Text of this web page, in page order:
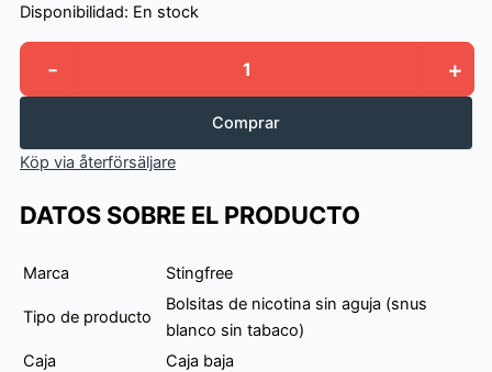
Disponibilidad: En stock
Stingfree
Caribbean
cantidad
- +
Comprar
Köp via återförsäljare
DATOS SOBRE EL PRODUCTO
Marca Stingfree
Tipo de producto
Bolsitas de nicotina sin aguja (snus
blanco sin tabaco)
Caja
Caja baja